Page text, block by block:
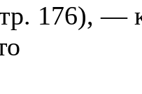
176), —